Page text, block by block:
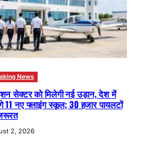
News
सेक्टर को मिलेगी नई उड़ान, देश में
नए फ्लाइंग स्कूल; 30 हजार पायलटों
2, 2026